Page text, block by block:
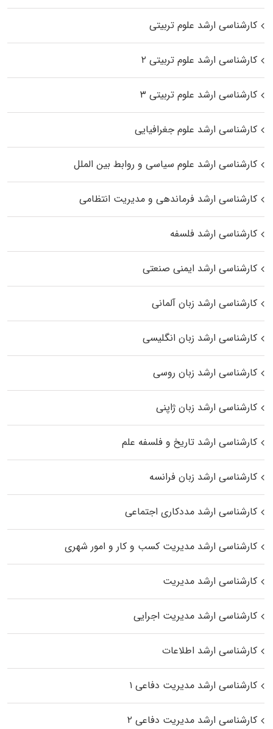
کارشناسی ارشد علوم تربیتی
کارشناسی ارشد علوم تربیتی ۲
کارشناسی ارشد علوم تربیتی ۳
کارشناسی ارشد علوم جغرافیایی
کارشناسی ارشد علوم سیاسی و روابط بین الملل
کارشناسی ارشد فرماندهی و مدیریت انتظامی
کارشناسی ارشد فلسفه
کارشناسی ارشد ایمنی صنعتی
کارشناسی ارشد زبان آلمانی
کارشناسی ارشد زبان انگلیسی
کارشناسی ارشد زبان روسی
کارشناسی ارشد زبان ژاپنی
کارشناسی ارشد تاریخ و فلسفه علم
کارشناسی ارشد زبان فرانسه
کارشناسی ارشد مددکاری اجتماعی
کارشناسی ارشد مدیریت کسب و کار و امور شهری
کارشناسی ارشد مدیریت
کارشناسی ارشد مدیریت اجرایی
کارشناسی ارشد اطلاعات
کارشناسی ارشد مدیریت دفاعی ۱
کارشناسی ارشد مدیریت دفاعی ۲